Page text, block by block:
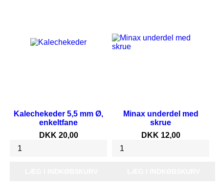
Kalechekeder 5,5 mm Ø,
enkeltfane
Pris
DKK 20,00
Minax underdel med
skrue
Pris
DKK 12,00